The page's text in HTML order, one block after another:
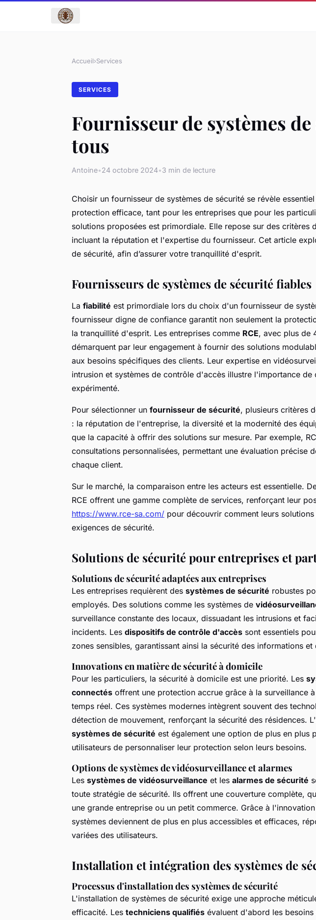
Accueil›Services
SERVICES
Fournisseur de systèmes
tous
Antoine•24 octobre 2024•3 min de lecture
Choisir un fournisseur de systèmes de sécurité se révèle
protection efficace, tant pour les entreprises que pour les
solutions proposées est primordiale. Elle repose sur des critères
incluant la réputation et l'expertise du fournisseur. Cet article
de sécurité, afin d’assurer votre tranquillité d'esprit.
Fournisseurs de systèmes de sécurité fiables
La fiabilité est primordiale lors du choix d'un fournisseur de
fournisseur digne de confiance garantit non seulement la
la tranquillité d'esprit. Les entreprises comme RCE, avec plus de
démarquent par leur engagement à fournir des solutions
aux besoins spécifiques des clients. Leur expertise en
intrusion et systèmes de contrôle d'accès illustre l'importance de
expérimenté.
Pour sélectionner un fournisseur de sécurité, plusieurs critères
: la réputation de l'entreprise, la diversité et la modernité des
que la capacité à offrir des solutions sur mesure. Par exemple,
consultations personnalisées, permettant une évaluation précise
chaque client.
Sur le marché, la comparaison entre les acteurs est essentielle.
RCE offrent une gamme complète de services, renforçant leur
https://www.rce-sa.com/ pour découvrir comment leurs
exigences de sécurité.
Solutions de sécurité pour entreprises et
Solutions de sécurité adaptées aux entreprises
Les entreprises requièrent des systèmes de sécurité robustes
employés. Des solutions comme les systèmes de
surveillance constante des locaux, dissuadant les intrusions et
incidents. Les dispositifs de contrôle d'accès sont essentiels
zones sensibles, garantissant ainsi la sécurité des informations et
Innovations en matière de sécurité à domicile
Pour les particuliers, la sécurité à domicile est une priorité. Les
connectés offrent une protection accrue grâce à la surveillance
temps réel. Ces systèmes modernes intègrent souvent des
détection de mouvement, renforçant la sécurité des résidences. L'
systèmes de sécurité est également une option de plus en plus
utilisateurs de personnaliser leur protection selon leurs besoins.
Options de systèmes de vidéosurveillance et alarmes
Les systèmes de vidéosurveillance et les alarmes de sécurité
toute stratégie de sécurité. Ils offrent une couverture complète,
une grande entreprise ou un petit commerce. Grâce à
systèmes deviennent de plus en plus accessibles et efficaces,
variées des utilisateurs.
Installation et intégration des systèmes de
Processus d'installation des systèmes de sécurité
L'installation de systèmes de sécurité exige une approche
efficacité. Les techniciens qualifiés évaluent d'abord les